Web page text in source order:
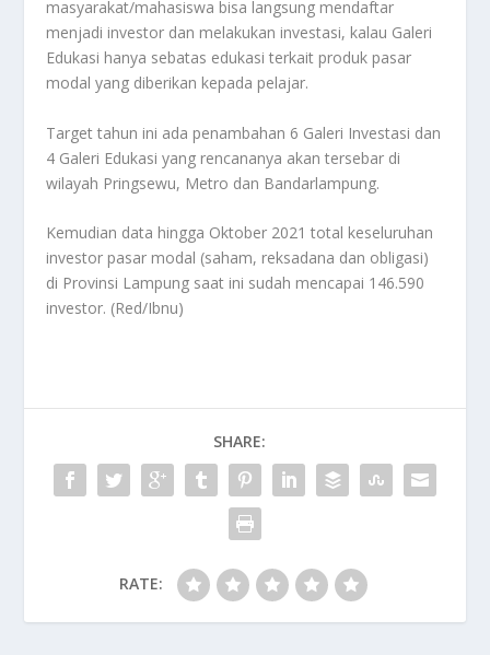
masyarakat/mahasiswa bisa langsung mendaftar
menjadi investor dan melakukan investasi, kalau Galeri
Edukasi hanya sebatas edukasi terkait produk pasar
modal yang diberikan kepada pelajar.
Target tahun ini ada penambahan 6 Galeri Investasi dan
4 Galeri Edukasi yang rencananya akan tersebar di
wilayah Pringsewu, Metro dan Bandarlampung.
Kemudian data hingga Oktober 2021 total keseluruhan
investor pasar modal (saham, reksadana dan obligasi)
di Provinsi Lampung saat ini sudah mencapai 146.590
investor. (Red/Ibnu)
SHARE:
RATE: